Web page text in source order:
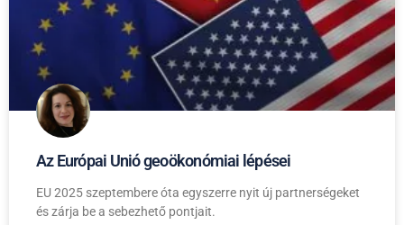
Az Európai Unió geoökonómiai lépései
EU 2025 szeptembere óta egyszerre nyit új partnerségeket
és zárja be a sebezhető pontjait.